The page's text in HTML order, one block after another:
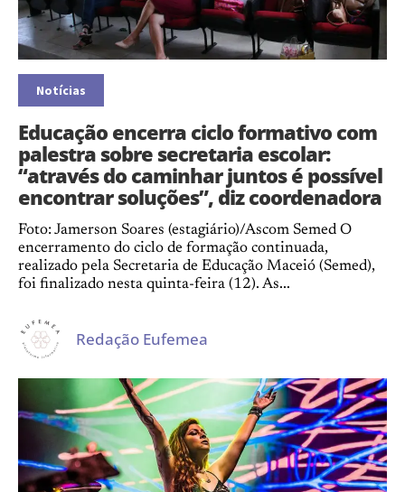
Notícias
Educação encerra ciclo formativo com
palestra sobre secretaria escolar:
“através do caminhar juntos é possível
encontrar soluções”, diz coordenadora
Foto: Jamerson Soares (estagiário)/Ascom Semed O
encerramento do ciclo de formação continuada,
realizado pela Secretaria de Educação Maceió (Semed),
foi finalizado nesta quinta-feira (12). As...
Redação Eufemea